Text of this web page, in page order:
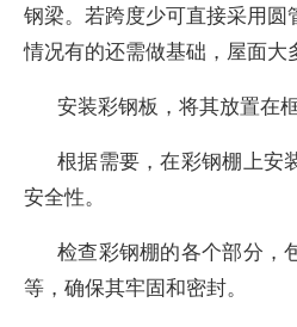
钢梁。若跨度少可直接采用
情况有的还需做基础，屋面大
安装彩钢板，将其放置在
根据需要，在彩钢棚上安
安全性。
检查彩钢棚的各个部分，
等，确保其牢固和密封。